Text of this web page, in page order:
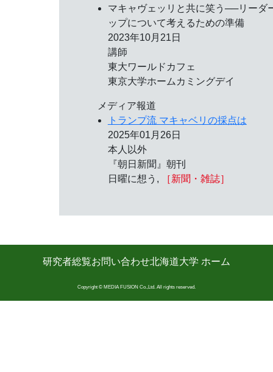
マキャヴェッリと共に笑う──リーダ
ップについて考えるための準備
2023年10月21日
講師
東大ワールドカフェ
東京大学ホームカミングデイ
メディア報道
トランプ流 マキャベリの採点は
2025年01月26日
本人以外
『朝日新聞』朝刊
日曜に想う,
［新聞・雑誌］
研究者総覧お問い合わせ北海道大学 ホーム
Copyright © MEDIA FUSION Co.,Ltd. All rights reserved.